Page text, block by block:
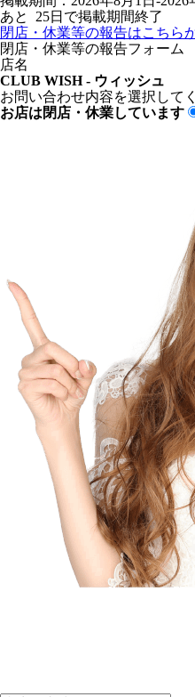
あと 25日で掲載期間終了
閉店・休業等の報告はこちら
閉店・休業等の報告フォーム
店名
CLUB WISH - ウィッシュ
お問い合わせ内容を選択して
お店は閉店・休業しています